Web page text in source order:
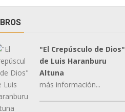
"El Crepúsculo de Dios"
de Luis Haranburu
Altuna
más información...